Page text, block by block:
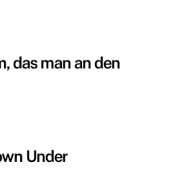
das man an den
Under